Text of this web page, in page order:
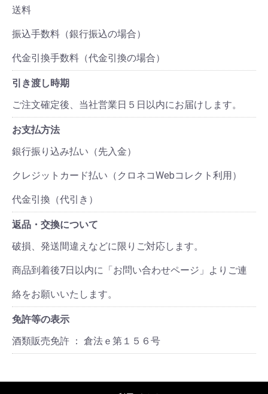
送料
振込手数料（銀行振込の場合）
代金引換手数料（代金引換の場合）
引き渡し時期
ご注文確定後、当社営業日５日以内にお届けします。
お支払方法
銀行振り込み払い（先入金）
クレジットカード払い（クロネコWebコレクト利用）
代金引換（代引き）
返品・交換について
破損、発送間違えなどに限りご対応します。
商品到着後7日以内に「お問い合わせページ」よりご連
絡をお願いいたします。
免許等の表示
酒類販売免許 ： 倉法ｅ第１５６号